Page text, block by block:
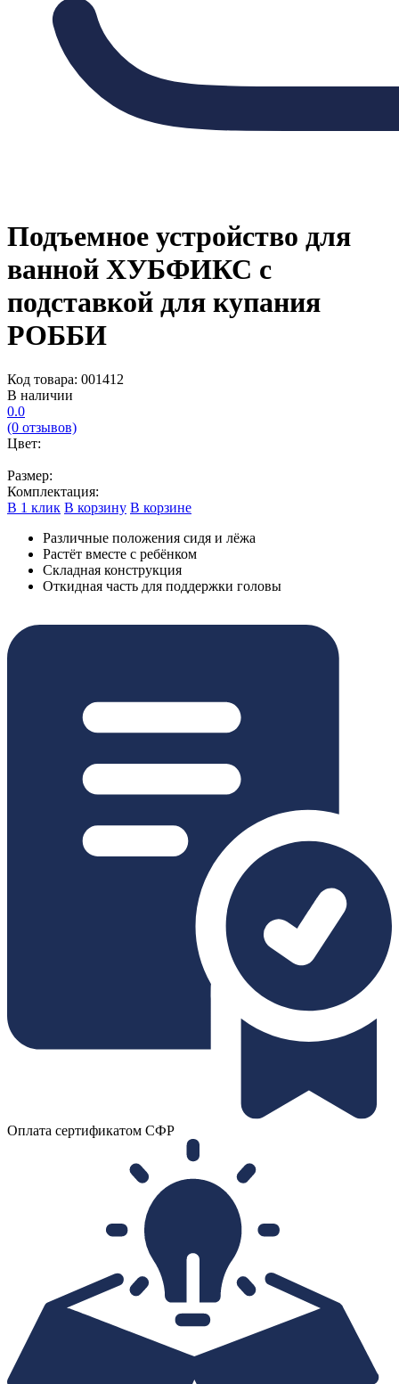
Подъемное устройство для
ванной ХУБФИКС с
подставкой для купания
РОББИ
Код товара: 001412
В наличии
0.0
(0 отзывов)
Цвет:
Размер:
Комплектация:
В 1 клик В корзину В корзине
Различные положения сидя и лёжа
Растёт вместе с ребёнком
Складная конструкция
Откидная часть для поддержки головы
Оплата сертификатом СФР